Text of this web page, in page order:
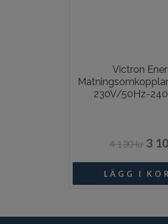
Victron
230V/50Hz-
4 130 kr 3